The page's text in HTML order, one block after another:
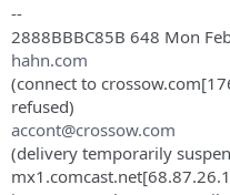
--
2888BBBC85B 648 Mon
hahn.com
(connect to
refused)
accont@crossow.com
(delivery temporarily